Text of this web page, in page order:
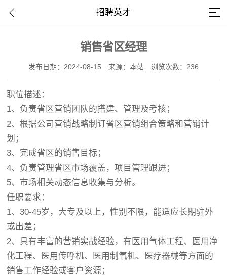
招聘英才
销售省区经理
发布日期：2024-08-15 来源：本站 浏览次数：236
职位描述：
1、负责省区营销团队的搭建、管理及考核；
2、根据公司营销战略制订省区营销组合策略和营销计
划；
3、完成省区的销售目标；
4、负责管理省区市场覆盖，项目管理跟进；
5、市场相关动态信息收集与分析。
任职要求：
1、30-45岁，大专及以上，性别不限，能适应长期驻外
或出差；
2、具有丰富的营销实战经验，有医用气体工程、医用净
化工程、医用传呼机、医用制氧机、医疗器械等方面的
销售工作经验或客户资源；